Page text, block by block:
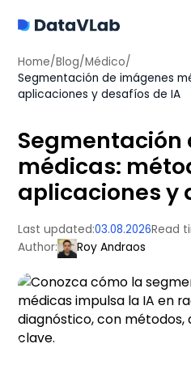
Home/Blog/Médico/
Segmentación de imágenes
aplicaciones y desafíos de IA
Segmentación
médicas:
aplicaciones y
Last updated:03.08.2026Read
Author:
Roy Andraos